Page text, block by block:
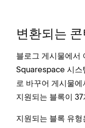
변환되는
블로그 게시물에서
Squarespace 시스
로 바꾸어 게시물
지원되는 블록이
지원되는 블록 유